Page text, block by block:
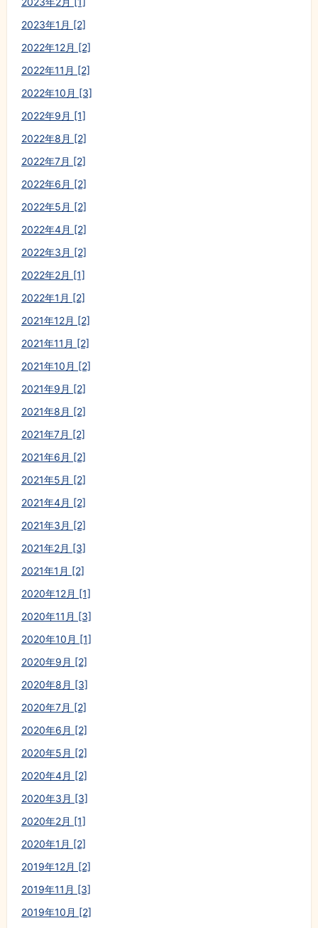
2023年1月 [2]
2022年12月 [2]
2022年11月 [2]
2022年10月 [3]
2022年9月 [1]
2022年8月 [2]
2022年7月 [2]
2022年6月 [2]
2022年5月 [2]
2022年4月 [2]
2022年3月 [2]
2022年2月 [1]
2022年1月 [2]
2021年12月 [2]
2021年11月 [2]
2021年10月 [2]
2021年9月 [2]
2021年8月 [2]
2021年7月 [2]
2021年6月 [2]
2021年5月 [2]
2021年4月 [2]
2021年3月 [2]
2021年2月 [3]
2021年1月 [2]
2020年12月 [1]
2020年11月 [3]
2020年10月 [1]
2020年9月 [2]
2020年8月 [3]
2020年7月 [2]
2020年6月 [2]
2020年5月 [2]
2020年4月 [2]
2020年3月 [3]
2020年2月 [1]
2020年1月 [2]
2019年12月 [2]
2019年11月 [3]
2019年10月 [2]